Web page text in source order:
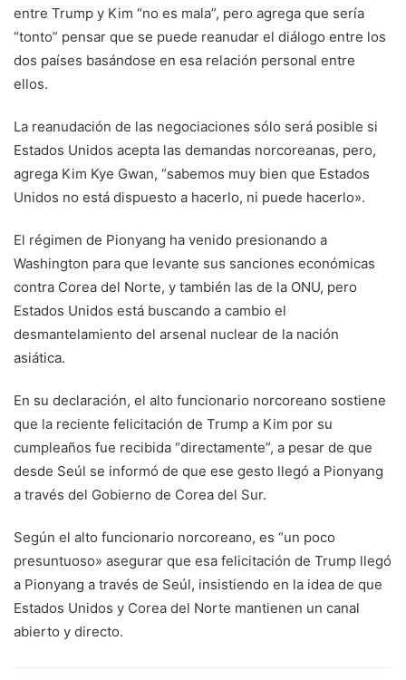
entre Trump y Kim “no es mala”, pero agrega que sería
“tonto” pensar que se puede reanudar el diálogo entre los
dos países basándose en esa relación personal entre
ellos.
La reanudación de las negociaciones sólo será posible si
Estados Unidos acepta las demandas norcoreanas, pero,
agrega Kim Kye Gwan, “sabemos muy bien que Estados
Unidos no está dispuesto a hacerlo, ni puede hacerlo».
El régimen de Pionyang ha venido presionando a
Washington para que levante sus sanciones económicas
contra Corea del Norte, y también las de la ONU, pero
Estados Unidos está buscando a cambio el
desmantelamiento del arsenal nuclear de la nación
asiática.
En su declaración, el alto funcionario norcoreano sostiene
que la reciente felicitación de Trump a Kim por su
cumpleaños fue recibida “directamente”, a pesar de que
desde Seúl se informó de que ese gesto llegó a Pionyang
a través del Gobierno de Corea del Sur.
Según el alto funcionario norcoreano, es “un poco
presuntuoso» asegurar que esa felicitación de Trump llegó
a Pionyang a través de Seúl, insistiendo en la idea de que
Estados Unidos y Corea del Norte mantienen un canal
abierto y directo.